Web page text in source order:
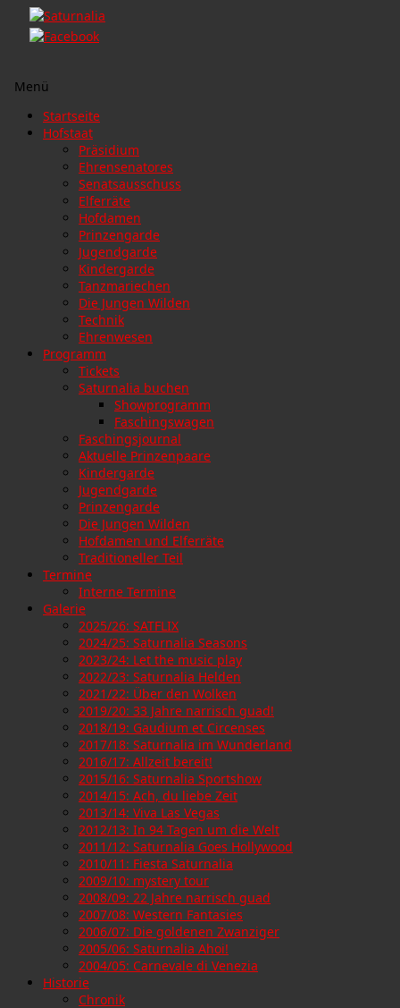
Menü
Zum
Inhalt
Startseite
Hofstaat
Präsidium
Ehrensenatores
Senatsausschuss
Elferräte
Hofdamen
Prinzengarde
Jugendgarde
Kindergarde
Tanzmariechen
Die Jungen Wilden
Technik
Ehrenwesen
Programm
Tickets
Saturnalia buchen
Showprogramm
Faschingswagen
Faschingsjournal
Aktuelle Prinzenpaare
Kindergarde
Jugendgarde
Prinzengarde
Die Jungen Wilden
Hofdamen und Elferräte
Traditioneller Teil
Termine
Interne Termine
Galerie
2025/26: SATFLIX
2024/25: Saturnalia Seasons
2023/24: Let the music play
2022/23: Saturnalia Helden
2021/22: Über den Wolken
2019/20: 33 Jahre narrisch guad!
2018/19: Gaudium et Circenses
2017/18: Saturnalia im Wunderland
2016/17: Allzeit bereit!
2015/16: Saturnalia Sportshow
2014/15: Ach, du liebe Zeit
2013/14: Viva Las Vegas
2012/13: In 94 Tagen um die Welt
2011/12: Saturnalia Goes Hollywood
2010/11: Fiesta Saturnalia
2009/10: mystery tour
2008/09: 22 Jahre narrisch guad
2007/08: Western Fantasies
2006/07: Die goldenen Zwanziger
2005/06: Saturnalia Ahoi!
2004/05: Carnevale di Venezia
Historie
Chronik